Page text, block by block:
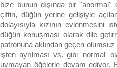
bize bunun dışında bir
çiftin, düğün yerine gelişiyle
dolayısıyla kızının evlenmesini
düğün konuşması olarak dile
patronuna aklından geçen
işten ayrılması vs. gibi 'normal'
uymayan öğelerle devam ediyor.